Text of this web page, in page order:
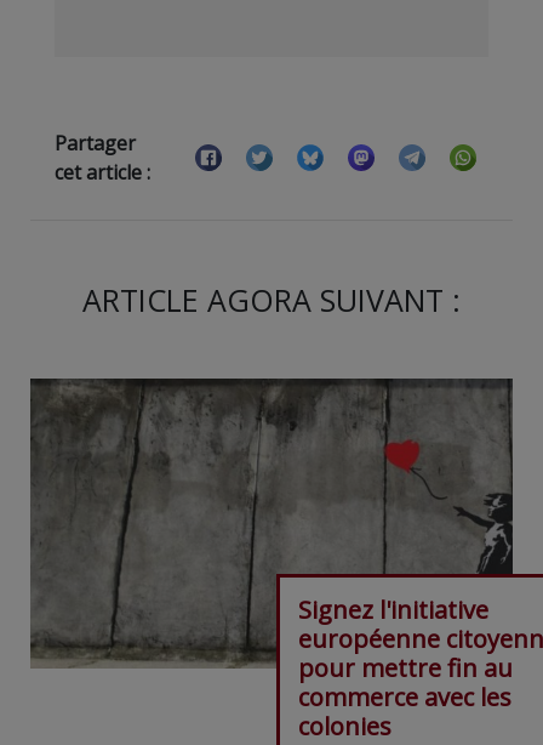
Partager
cet article :
ARTICLE AGORA SUIVANT :
Signez l'initiative
européenne
pour mettre fin au
commerce avec les
colonies